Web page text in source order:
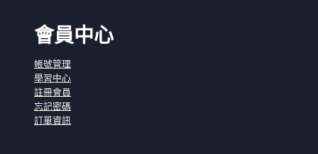
會員中心
帳號管理
學習中心
註冊會員
忘記密碼
訂單資訊